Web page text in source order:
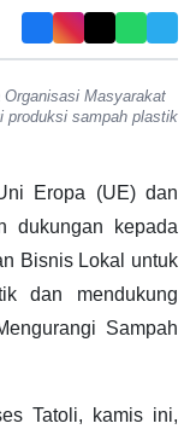
Masyarakat
produksi sampah plastik
Eropa (UE) dan
dukungan kepada
Bisnis Lokal untuk
dan mendukung
Sampah
Tatoli, kamis ini,